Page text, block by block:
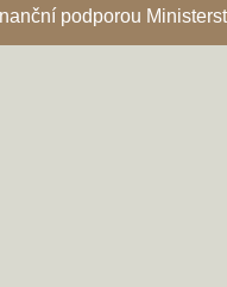
podporou